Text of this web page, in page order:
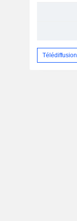
Télédiffusion